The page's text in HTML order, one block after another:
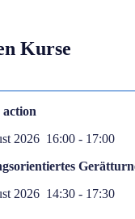
Kurse
2026 16:00 - 17:00
2026 14:30 - 17:30